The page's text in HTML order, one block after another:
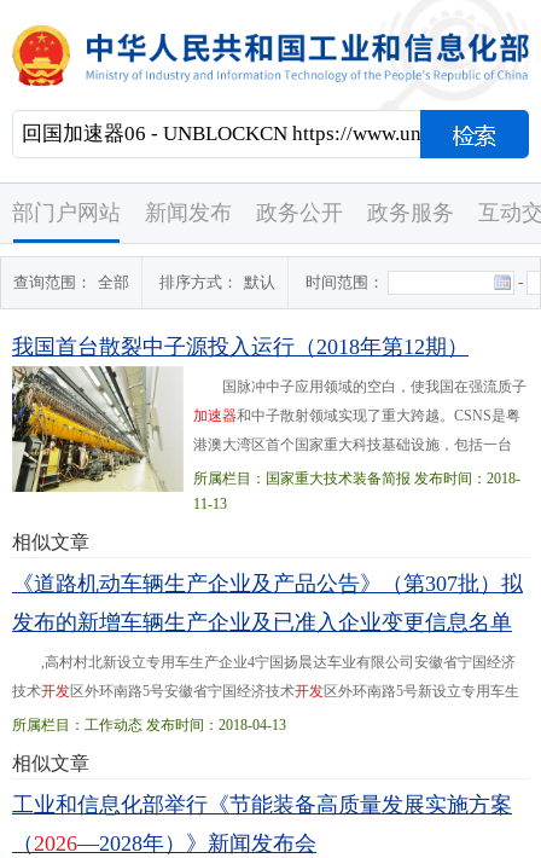
部门户网站 新闻发布 政务公开 政务服务 互动
查询范围： 全部 排序方式： 默认 时间范围： -
我国首台散裂中子源投入运行（2018年第12期）
国脉冲中子应用领域的空白，使我国在强流质子
加速器和中子散射领域实现了重大跨越。CSNS是粤
港澳大湾区首个国家重大科技基础设施，包括一台
8000万电子伏特负氢离子直线加速 器、一台16亿电子
伏特快循环同步
加速器、靶站、谱仪等方面取得了一系列重大突破。
如创新性地采用较低能量的直线加速器+快循环同步
所属栏目：国家重大技术装备简报 发布时间：2018-
11-13
相似文章
《道路机动车辆生产企业及产品公告》（第307批）拟
发布的新增车辆生产企业及已准入企业变更信息名单
,高村村北新设立专用车生产企业4宁国扬晨达车业有限公司安徽省宁国经济
技术开发区外环南路5号安徽省宁国经济技术开发区外环南路5号新设立专用车生
产企业5安徽财富汽车有限公司安徽省 合 肥市
二层安徽...经济
汽车股份有限公司注册地址安徽省合肥市葛淝路97号安徽省合 肥市葛
所属栏目：工作动态 发布时间：2018-04-13
相似文章
工业和信息化部举行《节能装备高质量发展实施方案
（2026—2028年）》新闻发布会